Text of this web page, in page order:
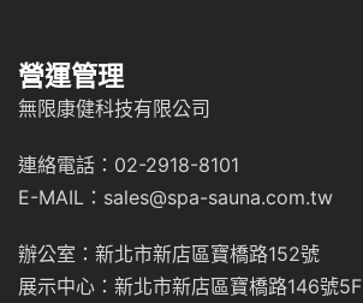
營運管理
無限康健科技有限公司
連絡電話：02-2918-8101
E-MAIL：sales@spa-sauna.com.tw
辦公室：新北市新店區寶橋路152號
展示中心：新北市新店區寶橋路146號5F